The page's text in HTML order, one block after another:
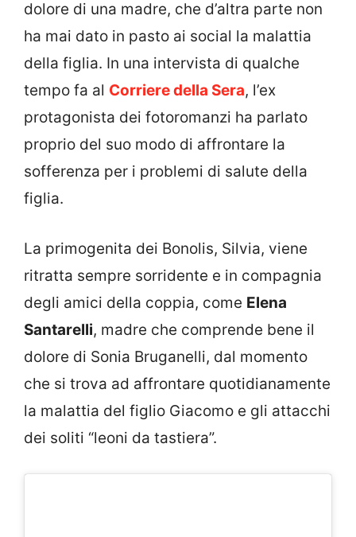
dolore di una madre, che d’altra parte non
ha mai dato in pasto ai social la malattia
della figlia. In una intervista di qualche
tempo fa al Corriere della Sera, l’ex
protagonista dei fotoromanzi ha parlato
proprio del suo modo di affrontare la
sofferenza per i problemi di salute della
figlia.
La primogenita dei Bonolis, Silvia, viene
ritratta sempre sorridente e in compagnia
degli amici della coppia, come Elena
Santarelli, madre che comprende bene il
dolore di Sonia Bruganelli, dal momento
che si trova ad affrontare quotidianamente
la malattia del figlio Giacomo e gli attacchi
dei soliti “leoni da tastiera”.